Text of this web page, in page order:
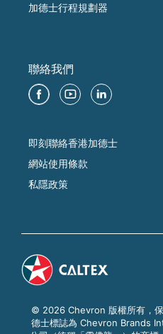
加德士行程規劃器
聯絡我們
即刻聯絡香港加德士
網站使用條款
私隱政策
© 2026 Chevron 版權所有，
德士標誌為 Chevron Brands